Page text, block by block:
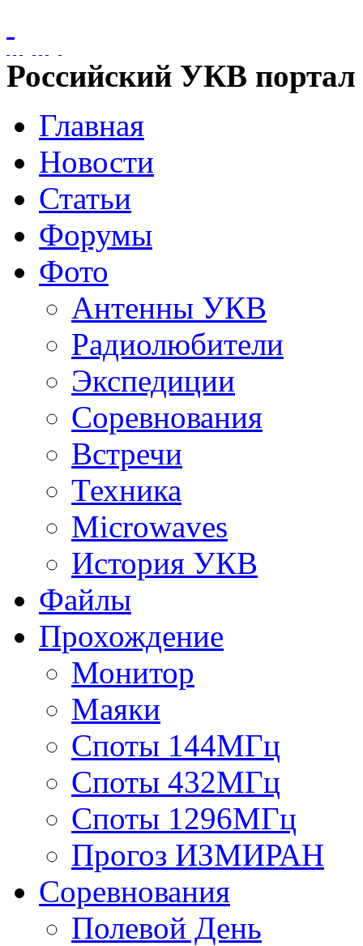
Российский УКВ портал
Главная
Новости
Статьи
Форумы
Фото
Антенны УКВ
Радиолюбители
Экспедиции
Соревнования
Встречи
Техника
Microwaves
История УКВ
Файлы
Прохождение
Монитор
Маяки
Споты 144МГц
Споты 432МГц
Споты 1296МГц
Прогоз ИЗМИРАН
Соревнования
Полевой День